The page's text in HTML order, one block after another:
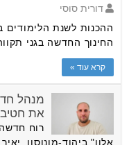
דורית סוסי
ההכנות לשנת הלימודים
החינוך החדשה בגני
קרא עוד »
מנהל
את
רוח
אלון" ביהוד-מונוסון.